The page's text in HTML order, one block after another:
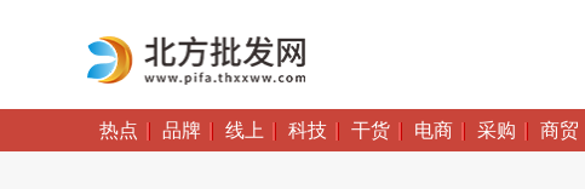
热点 品牌 线上 科技 干货 电商 采购 商贸